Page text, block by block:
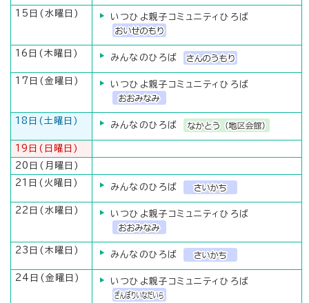
15日(水曜日) いつひよ親子コミュニティひろば
16日(木曜日) みんなのひろば
17日(金曜日) いつひよ親子コミュニティひろば
18日(土曜日) みんなのひろば
19日(日曜日)
20日(月曜日)
21日(火曜日)
みんなのひろば
22日(水曜日) いつひよ親子コミュニティひろば
23日(木曜日) みんなのひろば
24日(金曜日) いつひよ親子コミュニティひろば